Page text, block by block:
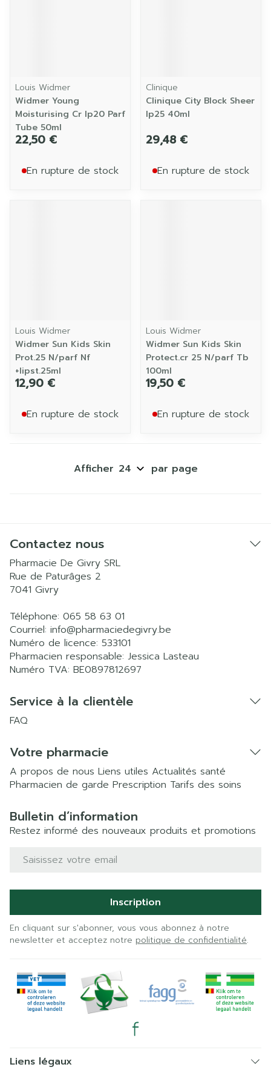
Louis Widmer
Widmer Young
Moisturising Cr Ip20 Parf
Tube 50ml
22,50 €
En rupture de stock
Clinique
Clinique City Block Sheer
Ip25 40ml
29,48 €
En rupture de stock
Louis Widmer
Widmer Sun Kids Skin
Prot.25 N/parf Nf
+lipst.25ml
12,90 €
En rupture de stock
Louis Widmer
Widmer Sun Kids Skin
Protect.cr 25 N/parf Tb
100ml
19,50 €
En rupture de stock
Afficher par page
Contactez nous
Pharmacie De Givry SRL
Rue de Paturâges 2
7041 Givry
Téléphone: 065 58 63 01
Courriel: info@pharmaciedegivry.be
Numéro de licence: 533101
Pharmacien responsable: Jessica Lasteau
Numéro TVA: BE0897812697
Service à la clientèle
FAQ
Votre pharmacie
A propos de nous Liens utiles Actualités santé
Pharmacien de garde Prescription Tarifs des soins
Bulletin d’information
Restez informé des nouveaux produits et promotions
Adresse mail
Inscription
En cliquant sur s'abonner, vous vous abonnez à notre
newsletter et acceptez notre politique de confidentialité.
Liens légaux